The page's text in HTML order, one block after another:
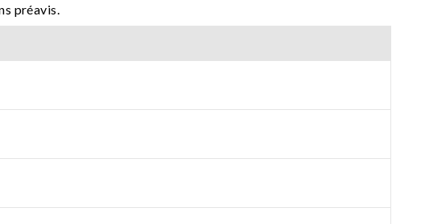
préavis.